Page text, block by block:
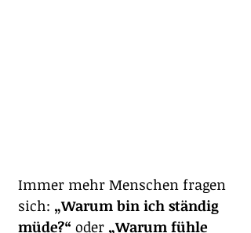
Immer mehr Menschen fragen
sich: „Warum bin ich ständig
müde?“ oder „Warum fühle